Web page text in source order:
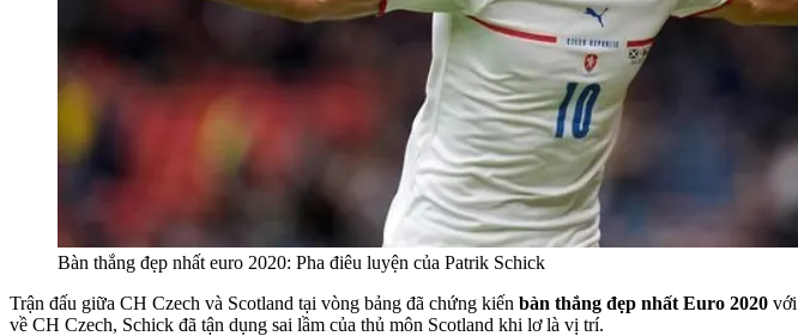
Bàn thắng đẹp nhất euro 2020: Pha điêu luyện của Patrik Schick
Trận đấu giữa CH Czech và Scotland tại vòng bảng đã chứng kiến bàn thắng đẹp nhất Euro 2020
về CH Czech, Schick đã tận dụng sai lầm của thủ môn Scotland khi lơ là vị trí.